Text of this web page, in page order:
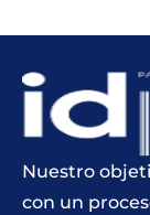
Nuestro
con un